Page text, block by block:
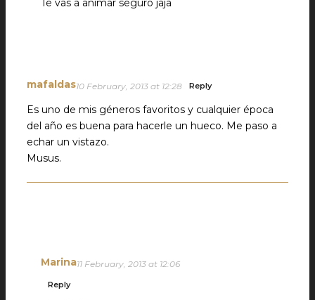
Te vas a animar seguro jaja
mafaldas10 February, 2013 at 12:28 Reply
Es uno de mis géneros favoritos y cualquier época
del año es buena para hacerle un hueco. Me paso a
echar un vistazo.
Musus.
Marina11 February, 2013 at 12:06
Reply